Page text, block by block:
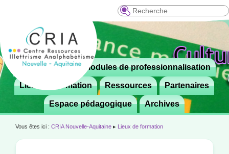
Recherche
Menu
principal
Aller
contenu
principal
 Le CRIA Modules de professionnalisation
Lieux de formation Ressources Partenaires
Espace pédagogique Archives
Vous êtes ici : CRIA Nouvelle-Aquitaine ▸ Lieux de formation